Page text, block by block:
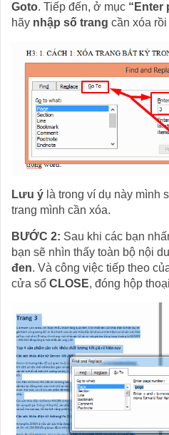
Goto. Tiếp đến, ở mục “Enter
hãy nhập số trang cần xóa
Lưu ý là trong ví dụ này mình
trang mình cần xóa.
BƯỚC 2: Sau khi các bạn
bạn sẽ nhìn thấy toàn bộ nội
đen. Và công việc tiếp theo
cửa sổ CLOSE, đóng hộp